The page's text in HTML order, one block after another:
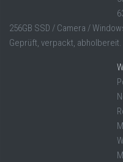
256GB SSD / Camera /
Geprüft, verpackt,